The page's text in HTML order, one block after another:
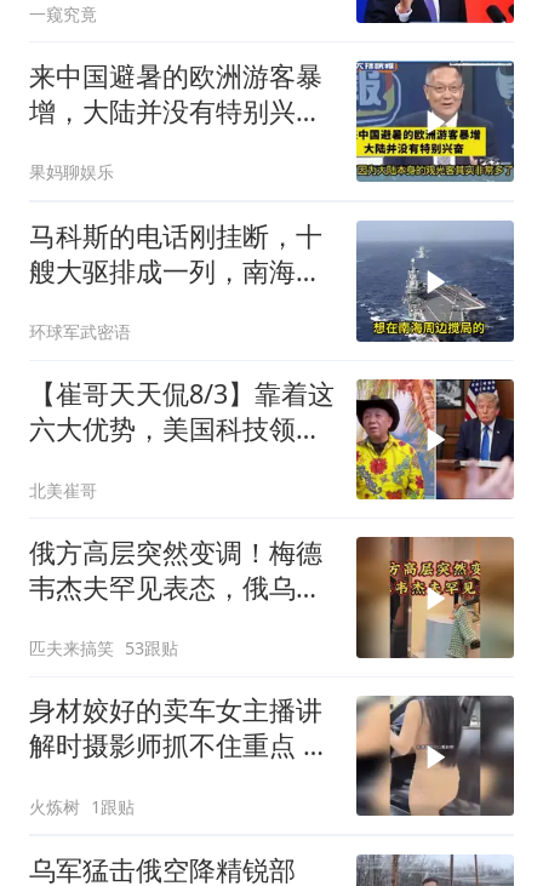
一窥究竟
来中国避暑的欧洲游客暴
增，大陆并没有特别兴
果妈聊娱乐
马科斯的电话刚挂断，十
艘大驱排成一列，南海这
环球军武密语
【崔哥天天侃8/3】靠着这
六大优势，美国科技领军
北美崔哥
俄方高层突然变调！梅德
韦杰夫罕见表态，俄乌战
匹夫来搞笑 53跟贴
身材姣好的卖车女主播讲
解时摄影师抓不住重点 女
火炼树 1跟贴
乌军猛击俄空降精锐部